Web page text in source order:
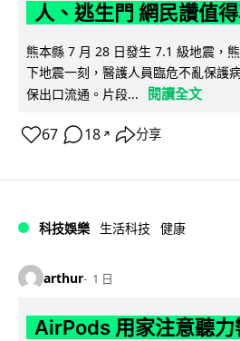
人、逃生門 網民讚值
熊本縣 7 月 28 日發生 7.1 級地震，
下地震一刻，醫護人員臨危不亂保護
保出口流通。片段...
閱讀全文
67 18 ↗ 分享
科技娛樂 生活科技 健康
arthur 1 日
AirPods 用家注意聽力